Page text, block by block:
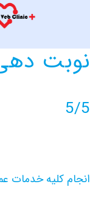
نوبت
5/5
انجام کلیه